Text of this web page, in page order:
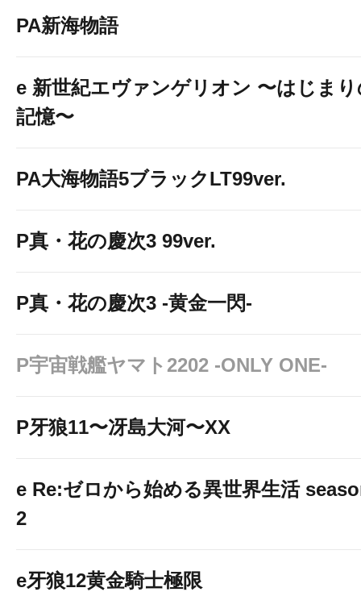
PA新海物語
e 新世紀エヴァンゲリオン 〜はじま
記憶〜
PA大海物語5ブラックLT99ver.
P真・花の慶次3 99ver.
P真・花の慶次3 -黄金一閃-
P宇宙戦艦ヤマト2202 -ONLY ONE-
P牙狼11〜冴島大河〜XX
e Re:ゼロから始める異世界生活
2
e牙狼12黄金騎士極限